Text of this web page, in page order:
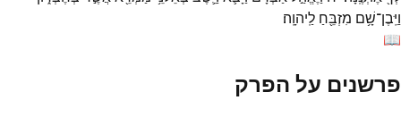
וַיִּֽבֶן־שָׁ֥ם מִזְבֵּ֖חַ לַֽיהוָֽה׃
📖
פרשנים על הפרק